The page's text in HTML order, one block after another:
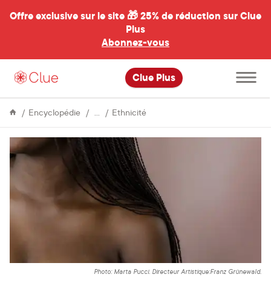
Offre exclusive sur le site 🎁25% de réduction sur Clue
Plus
Abonnez-vous
Clue Plus
Ouvrir
le
menu
Encyclopédie EthnicitéDes
leurs
expériences
au
sujet
de
l'éducation
sexuelle
Photo: Marta Pucci. Directeur Artistique:Franz Grünewald.